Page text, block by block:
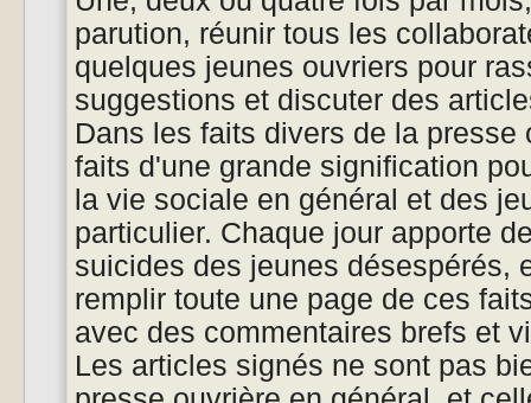
parution, réunir tous les
quelques jeunes ouvriers pour
suggestions et discuter des
Dans les faits divers de la presse
faits d'une grande signification
la vie sociale en général et des
particulier. Chaque jour apporte
suicides des jeunes désespérés,
remplir toute une page de ces
avec des commentaires brefs et
Les articles signés ne sont pas